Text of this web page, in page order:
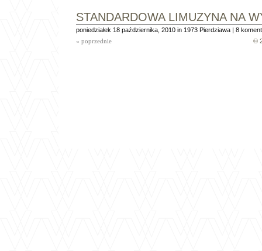
STANDARDOWA LIMUZYNA NA
poniedziałek 18 października, 2010 in 1973 Pierdziawa
8
« poprzednie
©